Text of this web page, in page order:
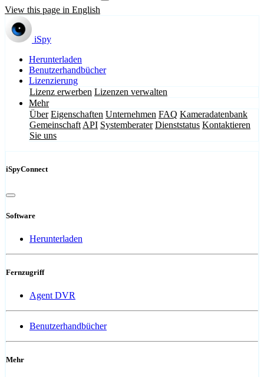
View this page in English
iSpy
Herunterladen
Benutzerhandbücher
Lizenzierung
Lizenz erwerben Lizenzen verwalten
Mehr
Über Eigenschaften Unternehmen FAQ Kameradatenbank
Gemeinschaft API Systemberater Dienststatus Kontaktieren
Sie uns
iSpyConnect
Software
Herunterladen
Fernzugriff
Agent DVR
Benutzerhandbücher
Mehr